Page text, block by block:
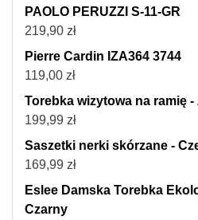
PAOLO PERUZZI S-11-GR
219,90 zł
Pierre Cardin IZA364 3744
119,00 zł
Torebka wizytowa na ramię -
199,99 zł
Saszetki nerki skórzane -
169,99 zł
Eslee Damska Torebka
Czarny